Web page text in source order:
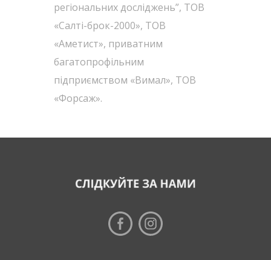
регіональних досліджень”, ТОВ
«Салті-брок-2000», ТОВ
«Аметист», приватним
багатопрофільним
підприємством «Вимал», ТОВ
«Форсаж».